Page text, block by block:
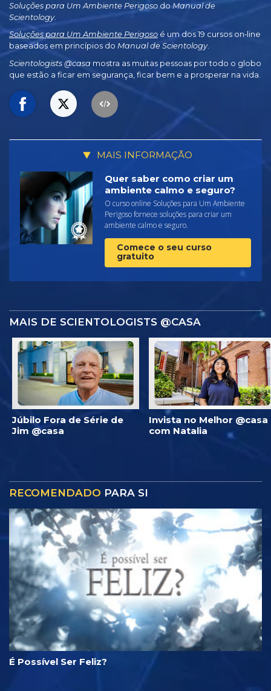
Soluções para Um Ambiente Perigoso do Manual de
Scientology.
Soluções para Um Ambiente Perigoso é um dos 19 cursos on‑line
baseados em princípios do Manual de Scientology.
Scientologists @casa mostra as muitas pessoas por todo o globo
que estão a ficar em segurança, ficar bem e a prosperar na vida.
MAIS INFORMAÇÃO
Quer saber como criar um
ambiente calmo e seguro?
O curso online Soluções para Um Ambiente
Perigoso fornece soluções para criar um
ambiente calmo e seguro.
Comece o seu curso
gratuito
MAIS DE SCIENTOLOGISTS @CASA
Júbilo Fora de Série de
Jim @casa
Invista no Melhor @casa
com Natalia
RECOMENDADO PARA SI
É Possível Ser Feliz?